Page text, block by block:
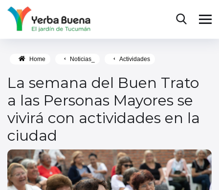
Home Noticias_ Actividades
La semana del Buen Trato
a las Personas Mayores se
vivirá con actividades en la
ciudad